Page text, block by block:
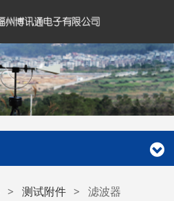
> 测试附件 > 滤波器